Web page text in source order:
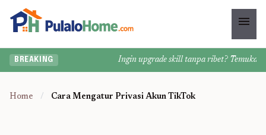
menu
BREAKING Ingin upgrade skill tanpa ribet? Temukan
Home / Cara Mengatur Privasi Akun TikTok